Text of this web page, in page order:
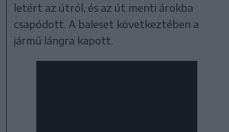
letért az útról, és az út menti árokba
csapódott. A baleset következtében a
jármű lángra kapott.